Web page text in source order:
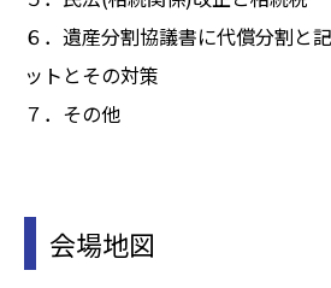
６．遺産分割協議書に代償分割と
ットとその対策
７．その他
会場地図